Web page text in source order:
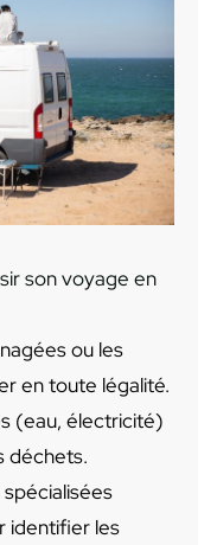
son voyage en
ou les
en toute légalité.
(eau, électricité)
déchets.
identifier les